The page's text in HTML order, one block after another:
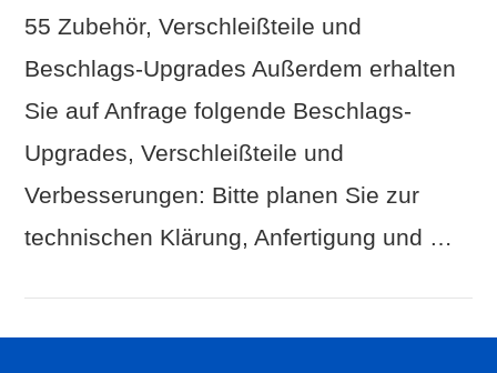
55 Zubehör, Verschleißteile und
Beschlags-Upgrades Außerdem erhalten
Sie auf Anfrage folgende Beschlags-
Upgrades, Verschleißteile und
Verbesserungen: Bitte planen Sie zur
technischen Klärung, Anfertigung und …